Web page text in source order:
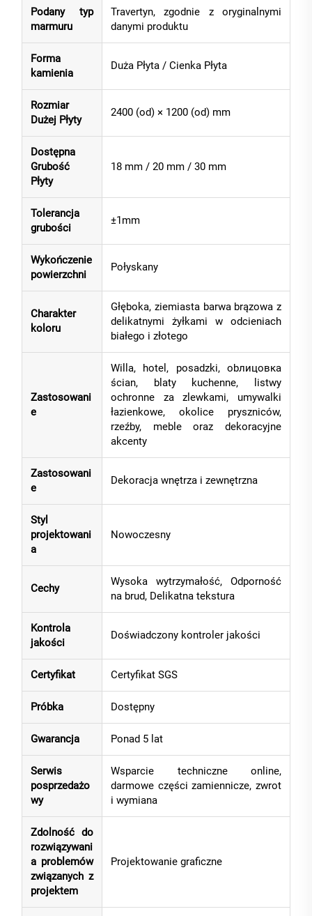
Podany typ
marmuru
Travertyn, zgodnie z oryginalnymi
danymi produktu
Forma
kamienia
Duża Płyta / Cienka Płyta
Rozmiar
Dużej Płyty
2400 (od) × 1200 (od) mm
Dostępna
Grubość
Płyty
18 mm / 20 mm / 30 mm
Tolerancja
grubości
±1mm
Wykończenie
powierzchni
Połyskany
Charakter
koloru
Głęboka, ziemiasta barwa brązowa z
delikatnymi żyłkami w odcieniach
białego i złotego
Zastosowani
e
Willa, hotel, posadzki, obлицовка
ścian, blaty kuchenne, listwy
ochronne za zlewkami, umywalki
łazienkowe, okolice pryszniców,
rzeźby, meble oraz dekoracyjne
akcenty
Zastosowani
e
Dekoracja wnętrza i zewnętrzna
Styl
projektowani
a
Nowoczesny
Cechy
Wysoka wytrzymałość, Odporność
na brud, Delikatna tekstura
Kontrola
jakości
Doświadczony kontroler jakości
Certyfikat Certyfikat SGS
Próbka Dostępny
Gwarancja Ponad 5 lat
Serwis
posprzedażo
wy
Wsparcie techniczne online,
darmowe części zamiennicze, zwrot
i wymiana
Zdolność do
rozwiązywani
a problemów
związanych z
projektem
Projektowanie graficzne